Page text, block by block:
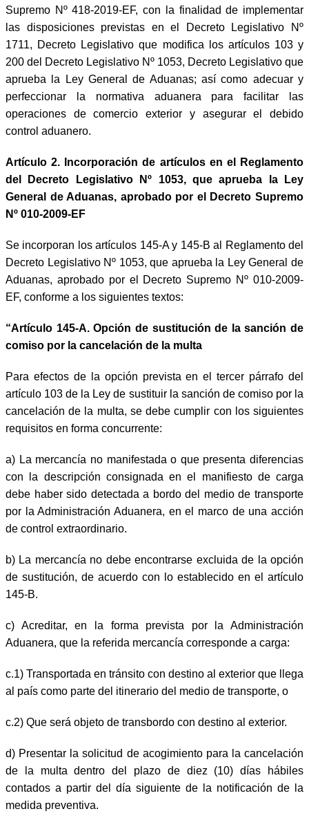
Supremo Nº 418-2019-EF, con la finalidad de implementar
las disposiciones previstas en el Decreto Legislativo Nº
1711, Decreto Legislativo que modifica los artículos 103 y
200 del Decreto Legislativo Nº 1053, Decreto Legislativo que
aprueba la Ley General de Aduanas; así como adecuar y
perfeccionar la normativa aduanera para facilitar las
operaciones de comercio exterior y asegurar el debido
control aduanero.
Artículo 2. Incorporación de artículos en el Reglamento
del Decreto Legislativo Nº 1053, que aprueba la Ley
General de Aduanas, aprobado por el Decreto Supremo
Nº 010-2009-EF
Se incorporan los artículos 145-A y 145-B al Reglamento del
Decreto Legislativo Nº 1053, que aprueba la Ley General de
Aduanas, aprobado por el Decreto Supremo Nº 010-2009-
EF, conforme a los siguientes textos:
“Artículo 145-A.Opción de sustitución de la sanción de
comiso por la cancelación de la multa
Para efectos de la opción prevista en el tercer párrafo del
artículo 103 de la Ley de sustituir la sanción de comiso por la
cancelación de la multa, se debe cumplir con los siguientes
requisitos en forma concurrente:
a) La mercancía no manifestada o que presenta diferencias
con la descripción consignada en el manifiesto de carga
debe haber sido detectada a bordo del medio de transporte
por la Administración Aduanera, en el marco de una acción
de control extraordinario.
b) La mercancía no debe encontrarse excluida de la opción
de sustitución, de acuerdo con lo establecido en el artículo
145-B.
c) Acreditar, en la forma prevista por la Administración
Aduanera, que la referida mercancía corresponde a carga:
c.1) Transportada en tránsito con destino al exterior que llega
al país como parte del itinerario del medio de transporte, o
c.2) Que será objeto de transbordo con destino al exterior.
d) Presentar la solicitud de acogimiento para la cancelación
de la multa dentro del plazo de diez (10) días hábiles
contados a partir del día siguiente de la notificación de la
medida preventiva.